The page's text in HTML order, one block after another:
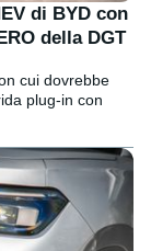
di BYD con
della DGT
cui dovrebbe
plug-in con